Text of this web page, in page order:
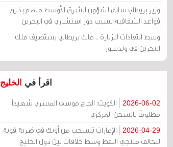
وزير بريطاني سابق لشؤون الشرق الأوسط متهم بخرق
قواعد الشفافية بسبب دور استشاري في البحرين
وسط انتقادات للزيارة .. ملك بريطانيا يستضيف ملك
البحرين في وندسور
اقرأ في الخليج
2026-06-02
الكويت: الحاج موسى المسري شهيداً
مظلومًا بالسجن المركزي
2026-04-29
الإمارات تنسحب من أوبك في ضربة قوية
لتحالف منتجي النفط وسط خلافات بين دول الخليج